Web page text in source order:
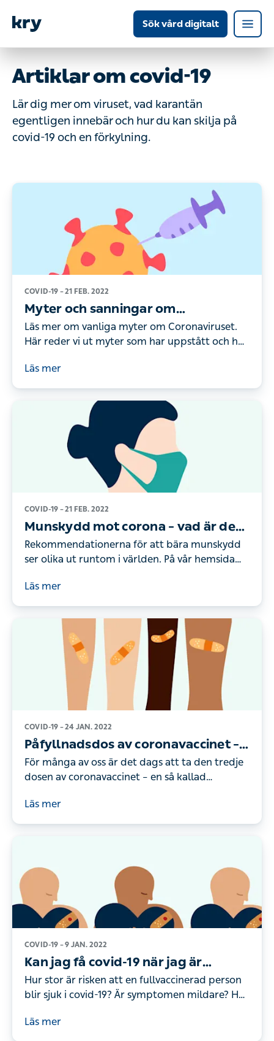
Sök vård digitalt
Artiklar om covid-19
Lär dig mer om viruset, vad karantän
egentligen innebär och hur du kan skilja på
covid-19 och en förkylning.
COVID-19 –21 FEB. 2022
Myter och sanningar om
coronavaccin
Läs mer om vanliga myter om Coronaviruset.
Här reder vi ut myter som har uppstått och hur
Läs mer
COVID-19 –21 FEB. 2022
Munskydd mot corona – vad är det
som gäller?
Rekommendationerna för att bära munskydd
ser olika ut runtom i världen. På vår hemsida
och vilka rekommendationer som gäller i
Sverige.
Läs mer
COVID-19 –24 JAN. 2022
Påfyllnadsdos av coronavaccinet –
detta behöver du veta
För många av oss är det dags att ta den tredje
dosen av coronavaccinet – en så kallad
vad du behöver veta.
Läs mer
COVID-19 –9 JAN. 2022
Kan jag få covid-19 när jag är
vaccinerad?
Hur stor är risken att en fullvaccinerad person
blir sjuk i covid-19? Är symptomen mildare? Hur
förklarar hur det ligger till.
Läs mer